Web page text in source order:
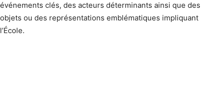
événements clés, des acteurs déterminants ainsi que des
objets ou des représentations emblématiques impliquant
l’École.